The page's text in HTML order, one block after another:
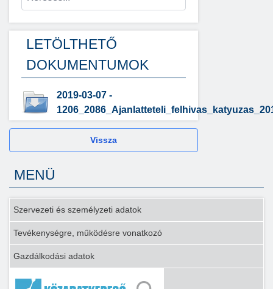
LETÖLTHETŐ
DOKUMENTUMOK
2019-03-07 -
Vissza
MENÜ
Szervezeti és személyzeti adatok
Tevékenységre, működésre vonatkozó
Gazdálkodási adatok